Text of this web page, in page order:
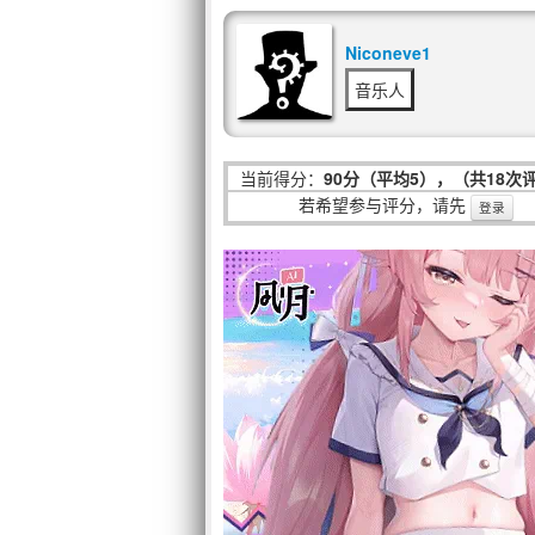
Niconeve1
音乐人
当前得分： 90分（平均5），（共18次
若希望参与评分，请先
登录